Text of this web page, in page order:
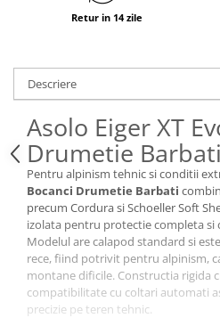
Retur in 14 zile
Descriere
Asolo Eiger XT
Drumetie Barbati
Pentru alpinism tehnic si conditii
Bocanci Drumetie Barbati
precum Cordura si Schoeller Soft
izolata pentru protectie completa
Modelul are calapod standard si
rece, fiind potrivit pentru alpinism,
montane dificile. Constructia rigida
compatibilitate cu coltari automati
precizie pe teren tehnic.